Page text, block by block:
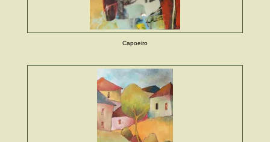
Capoeiro